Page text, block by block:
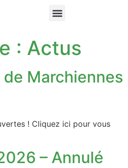
: Actus
de Marchiennes
! Cliquez ici pour vous
– Annulé